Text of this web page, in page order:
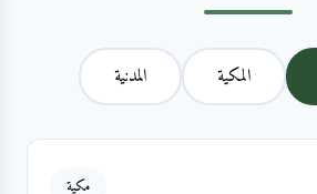
المكية المدنية
مكية